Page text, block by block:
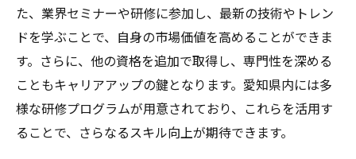
た、業界セミナーや研修に参加し、最新の技術やトレン
ドを学ぶことで、自身の市場価値を高めることができま
す。さらに、他の資格を追加で取得し、専門性を深める
こともキャリアアップの鍵となります。愛知県内には多
様な研修プログラムが用意されており、これらを活用す
ることで、さらなるスキル向上が期待できます。